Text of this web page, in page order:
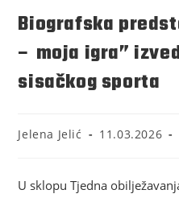
Biografska
– moja igra”
sisačkog sporta
Jelena Jelić 11.03.2026
U sklopu Tjedna